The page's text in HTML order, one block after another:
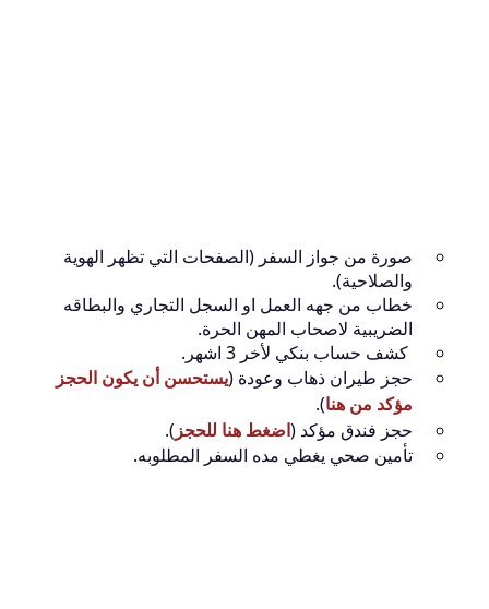
صورة من جواز السفر (الصفحات التي تظهر الهوية
والصلاحية).
خطاب من جهه العمل او السجل التجاري والبطاقه
الضريبية لاصحاب المهن الحرة.
كشف حساب بنكي لأخر 3 اشهر.
حجز طيران ذهاب وعودة (يستحسن أن يكون الحجز
مؤكد من هنا)
.
حجز فندق مؤكد (اضغط هنا للحجز ).
تأمين صحي يغطي مده السفر المطلوبه.